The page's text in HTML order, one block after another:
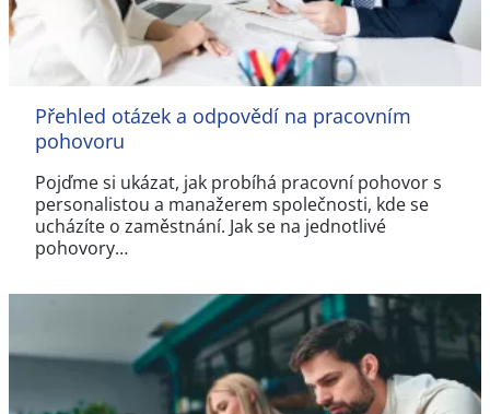
Přehled otázek a odpovědí na pracovním
pohovoru
Pojďme si ukázat, jak probíhá pracovní pohovor s
personalistou a manažerem společnosti, kde se
ucházíte o zaměstnání. Jak se na jednotlivé
pohovory…